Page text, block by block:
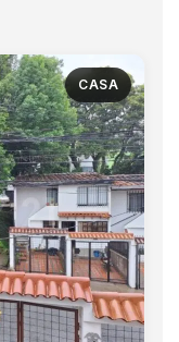
CASA